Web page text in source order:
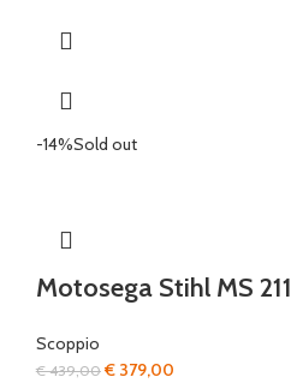
-14%Sold out
Motosega Stihl MS 211
Scoppio
€439,00Il€ 379,00